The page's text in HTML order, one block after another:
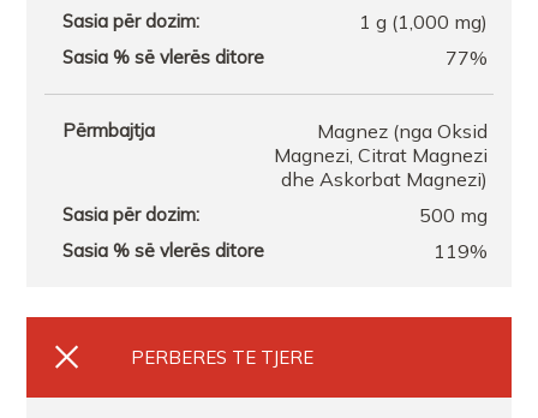
FARMACI SHKOZETI
1 g (1,000 mg)
77%
Magnez (nga Oksid
Magnezi, Citrat Magnezi
dhe Askorbat Magnezi)
500 mg
119%
PERBERES TE TJERE